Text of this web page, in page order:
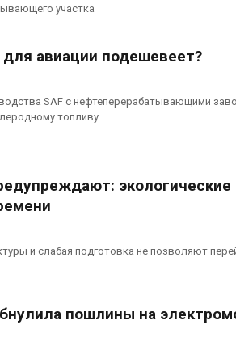
участка
авиации подешевеет?
SAF с нефтеперерабатывающими
топливу
экологические
и слабая подготовка не позволяют
пошлины на
сентябре
Европа теряет всё
вредителей и рубок
6, 2026